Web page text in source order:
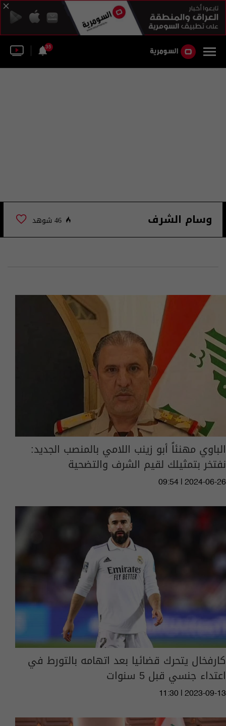
35
وسام الشرف 46 شوهد
الباوي مهنئاً أبو زينب اللامي بالمنصب الجديد:
نفتخر بتمثيلك لقيم الشرف والتضحية
09:54 | 2024-06-26
كارفخال يتحرك قضائيا بعد اتهامه بالتورط في
اعتداء جنسي قبل 5 سنوات
11:30 | 2023-09-13